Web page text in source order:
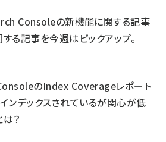
Consoleの新機能に関する記事
る記事を今週はピックアップ。
のIndex Coverageレポート
インデックスされているが関心が低
？